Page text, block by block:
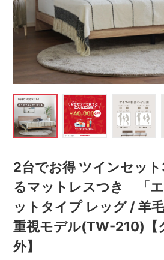
2台でお得 ツインセッ
るマットレスつき 「エ
ットタイプ レッグ / 羊
重視モデル(TW-210)【
外】